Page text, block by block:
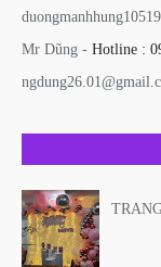
Mr Dũng - Hotline :